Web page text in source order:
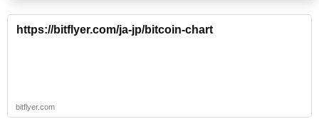
https://bitflyer.com/ja-jp/bitcoin-chart
bitflyer.com